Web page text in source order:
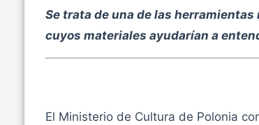
Se trata de una de las
cuyos materiales ayudarían a
El Ministerio de Cultura de Polonia